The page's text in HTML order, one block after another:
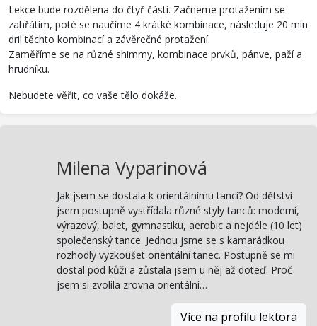
Lekce bude rozdělena do čtyř částí. Začneme protažením se
zahřátím, poté se naučíme 4 krátké kombinace, následuje 20 min
dril těchto kombinací a závěrečné protažení.
Zaměříme se na různé shimmy, kombinace prvků, pánve, paží a
hrudníku.
Nebudete věřit, co vaše tělo dokáže.
Milena Vyparinová
Jak jsem se dostala k orientálnímu tanci? Od dětství
jsem postupně vystřídala různé styly tanců: moderní,
výrazový, balet, gymnastiku, aerobic a nejdéle (10 let)
společenský tance. Jednou jsme se s kamarádkou
rozhodly vyzkoušet orientální tanec. Postupně se mi
dostal pod kůži a zůstala jsem u něj až doteď. Proč
jsem si zvolila zrovna orientální…
Více na profilu lektora